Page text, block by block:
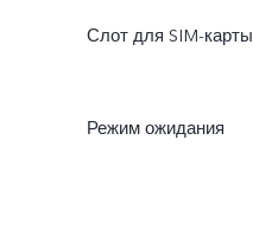
Слот для SIM-карты
Режим ожидания